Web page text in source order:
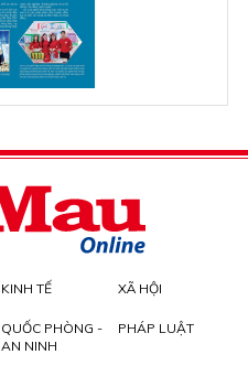
KINH TẾ XÃ HỘI
QUỐC PHÒNG -
AN NINH
PHÁP LUẬT